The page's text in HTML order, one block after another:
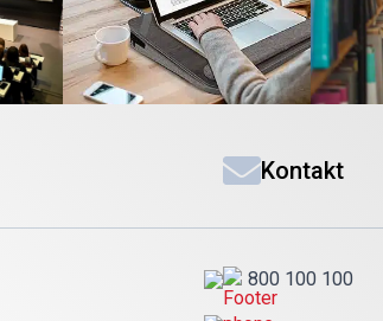
Kontakt
800 100 100